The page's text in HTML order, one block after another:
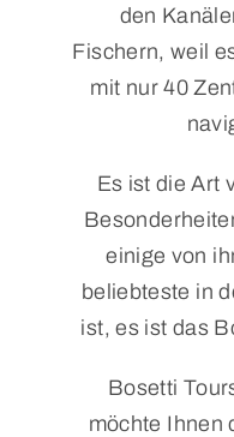
den
Fischern, weil
mit nur 40
Es ist die Art
einige von
beliebteste in
ist, es ist das
Bosetti
möchte Ihnen